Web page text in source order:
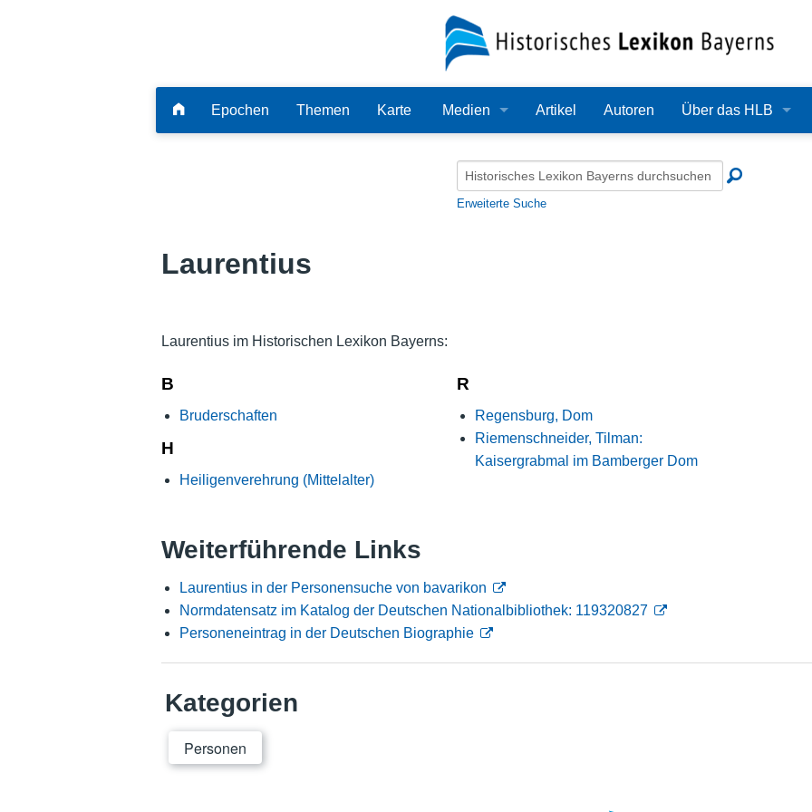
Epochen Themen Karte Medien
Audio
Artikel Autoren Über das HLB
Redaktion
Erweiterte Suche
Laurentius
Laurentius im Historischen Lexikon Bayerns:
B
Bruderschaften
H
Heiligenverehrung (Mittelalter)
R
Regensburg, Dom
Riemenschneider, Tilman:
Kaisergrabmal im Bamberger Dom
Weiterführende Links
Laurentius in der Personensuche von bavarikon
Normdatensatz im Katalog der Deutschen Nationalbibliothek: 119320827
Personeneintrag in der Deutschen Biographie
Kategorien
Personen